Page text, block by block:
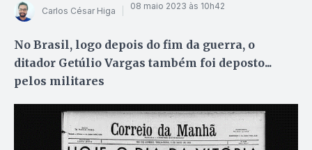
Carlos César Higa 08 maio 2023 às 10h42
No Brasil, logo depois do fim da guerra, o
ditador Getúlio Vargas também foi deposto...
pelos militares